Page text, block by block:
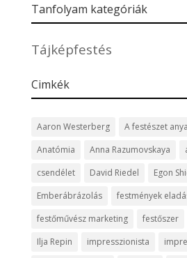
Tanfolyam kategóriák
Tájképfestés
Cimkék
Aaron Westerberg A festészet
Anatómia
Anna Razumovskaya
csendélet
David Riedel
Egon
Emberábrázolás
festmények
festőművész marketing
festőszer
Ilja Repin
impresszionista